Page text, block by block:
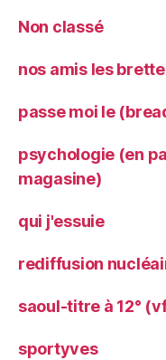
Non classé
nos amis les brette
passe moi le
psychologie (en
magasine)
qui j'essuie
rediffusion
saoul-titre à 12°
sportyves